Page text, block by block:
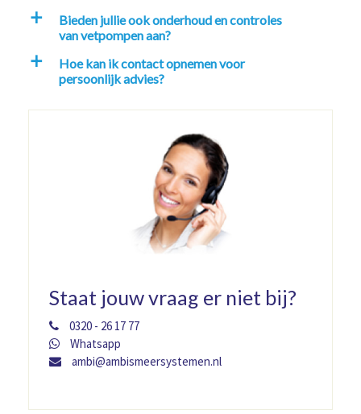
a
Bieden jullie ook onderhoud en controles
van vetpompen aan?
a
Hoe kan ik contact opnemen voor
persoonlijk advies?
Staat jouw vraag er niet bij?
0320 - 26 17 77
Whatsapp
ambi@ambismeersystemen.nl